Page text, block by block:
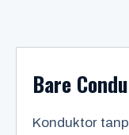
Bare
Konduktor